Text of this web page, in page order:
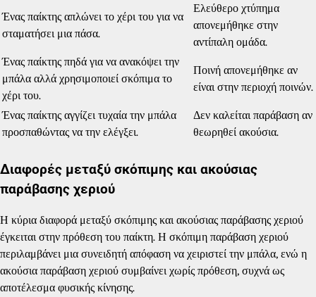
Ένας παίκτης απλώνει το χέρι του για να
σταματήσει μια πάσα.
Ελεύθερο χτύπημα
απονεμήθηκε στην
αντίπαλη ομάδα.
Ένας παίκτης πηδά για να ανακόψει την
μπάλα αλλά χρησιμοποιεί σκόπιμα το
χέρι του.
Ποινή απονεμήθηκε αν
είναι στην περιοχή ποινών.
Ένας παίκτης αγγίζει τυχαία την μπάλα
προσπαθώντας να την ελέγξει.
Δεν καλείται παράβαση αν
θεωρηθεί ακούσια.
Διαφορές μεταξύ σκόπιμης και ακούσιας
παράβασης χεριού
Η κύρια διαφορά μεταξύ σκόπιμης και ακούσιας παράβασης χεριού
έγκειται στην πρόθεση του παίκτη. Η σκόπιμη παράβαση χεριού
περιλαμβάνει μια συνειδητή απόφαση να χειριστεί την μπάλα, ενώ η
ακούσια παράβαση χεριού συμβαίνει χωρίς πρόθεση, συχνά ως
αποτέλεσμα φυσικής κίνησης.